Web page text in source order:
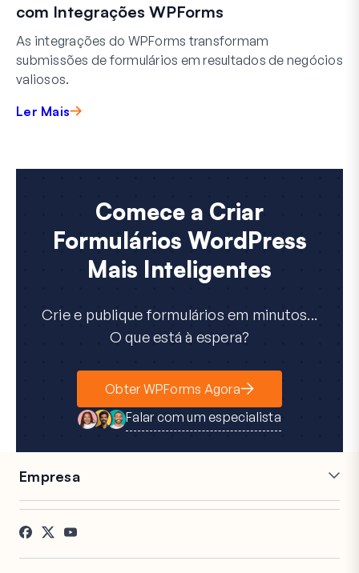
com Integrações WPForms
As integrações do WPForms transformam
submissões de formulários em resultados de negócios
valiosos.
Ler Mais
Comece a Criar
Formulários WordPress
Mais Inteligentes
Crie e publique formulários em minutos...
O que está à espera?
Obter WPForms Agora
Falar com um especialista
Empresa
Carreiras
Testemunhos
Afiliados